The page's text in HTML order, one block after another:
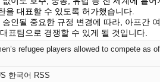
을 대표할 수 있도록 허가했습니다.
인될 중요한 규정 변경에 따라, 아프간
표팀으로 경쟁할 수 있게 될 것입니다.
refugee players allowed to compete as
한국어 RSS